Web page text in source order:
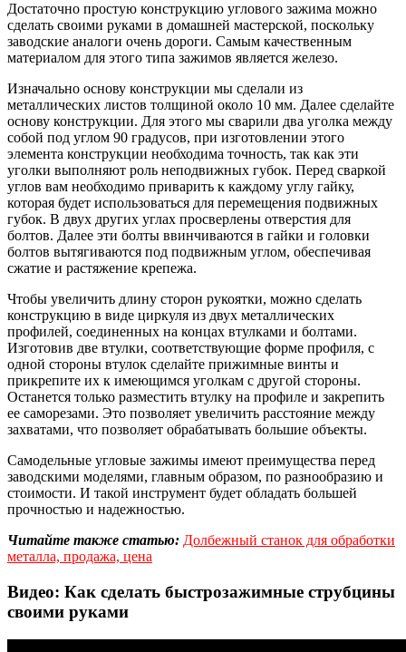
Достаточно простую конструкцию углового зажима можно
сделать своими руками в домашней мастерской, поскольку
заводские аналоги очень дороги. Самым качественным
материалом для этого типа зажимов является железо.
Изначально основу конструкции мы сделали из
металлических листов толщиной около 10 мм. Далее сделайте
основу конструкции. Для этого мы сварили два уголка между
собой под углом 90 градусов, при изготовлении этого
элемента конструкции необходима точность, так как эти
уголки выполняют роль неподвижных губок. Перед сваркой
углов вам необходимо приварить к каждому углу гайку,
которая будет использоваться для перемещения подвижных
губок. В двух других углах просверлены отверстия для
болтов. Далее эти болты ввинчиваются в гайки и головки
болтов вытягиваются под подвижным углом, обеспечивая
сжатие и растяжение крепежа.
Чтобы увеличить длину сторон рукоятки, можно сделать
конструкцию в виде циркуля из двух металлических
профилей, соединенных на концах втулками и болтами.
Изготовив две втулки, соответствующие форме профиля, с
одной стороны втулок сделайте прижимные винты и
прикрепите их к имеющимся уголкам с другой стороны.
Останется только разместить втулку на профиле и закрепить
ее саморезами. Это позволяет увеличить расстояние между
захватами, что позволяет обрабатывать большие объекты.
Самодельные угловые зажимы имеют преимущества перед
заводскими моделями, главным образом, по разнообразию и
стоимости. И такой инструмент будет обладать большей
прочностью и надежностью.
Читайте также статью: Долбежный станок для обработки
металла, продажа, цена
Видео: Как сделать быстрозажимные струбцины
своими руками